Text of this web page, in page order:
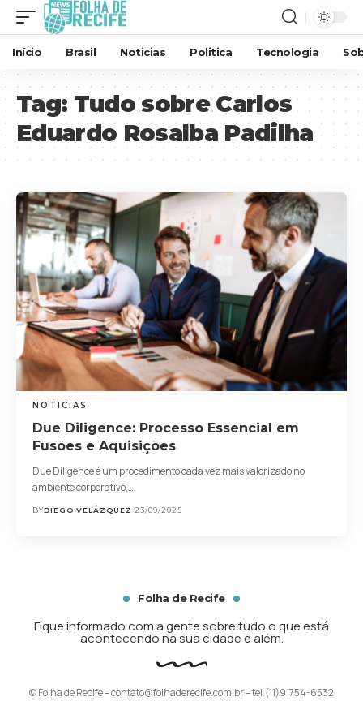
Início Brasil Noticias Politica Tecnologia
Tag: Tudo sobre Carlos
Eduardo Rosalba Padilha
NOTICIAS
Due Diligence: Processo Essencial em
Fusões e Aquisições
Due Diligence é um procedimento cada vez mais valorizado no
ambiente corporativo,…
BYDIEGO VELÁZQUEZ 23/09/2025
Folha de Recife
Fique informado com a gente sobre tudo o que está
acontecendo na sua cidade e além.
© Folha de Recife –contato@folhaderecife.com.br– tel.(11)91754-6532